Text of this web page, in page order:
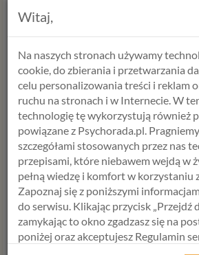
5. Możesz pisać tak długo, jak chcesz.
ważne.
7. Nie ponosisz żadnych zobowiązań -
sobie pomóc. Jeśli wyślesz swoje myśli
którą otrzymasz nie spodoba Ci się, nie
kolejnych. Zawsze możesz
ta forma pracy nad sobą i swoim
kontynuować.
8. Pisząc do Psychorady nie musisz
jakichkolwiek terminów - możesz pisać
a możesz raz na miesiąc lub rzadziej. Ty
Witaj,
Na naszych stronach używamy
cookie, do zbierania i przetwarzania
celu personalizowania treści i reklam
ruchu na stronach i w Internecie. W
technologię tę wykorzystują również
powiązane z Psychorada.pl.
szczegółami stosowanych przez nas
przepisami, które niebawem wejdą w
pełną wiedzę i komfort w korzystaniu
Zapoznaj się z poniższymi
do serwisu. Klikając przycisk „Przejdź
zamykając to okno zgadzasz się na
poniżej oraz akceptujesz Regulamin
Psychorada.pl i Politykę Prywatności.